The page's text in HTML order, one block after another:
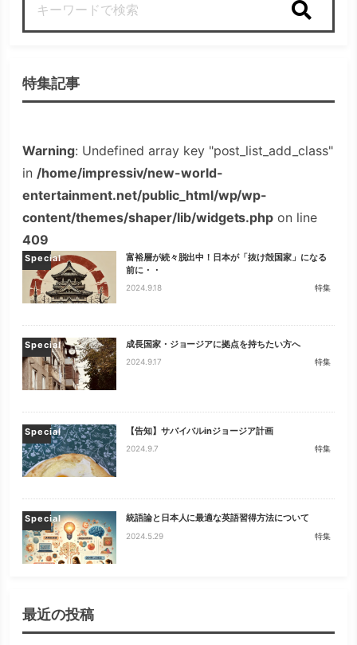
特集記事
Warning: Undefined array key "post_list_add_class"
in /home/impressiv/new-world-
entertainment.net/public_html/wp/wp-
content/themes/shaper/lib/widgets.php on line
409
Special
富裕層が続々脱出中！日本が「抜け殻国家」になる
前に・・
2024.9.18 特集
Special 成長国家・ジョージアに拠点を持ちたい方へ
2024.9.17 特集
Special 【告知】サバイバルinジョージア計画
2024.9.7 特集
Special 統語論と日本人に最適な英語習得方法について
2024.5.29 特集
最近の投稿